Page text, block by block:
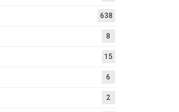
638
8
15
6
2